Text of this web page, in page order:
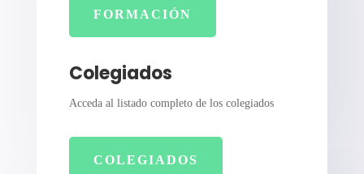
FORMACIÓN
Colegiados
Acceda al listado completo de los colegiados
COLEGIADOS